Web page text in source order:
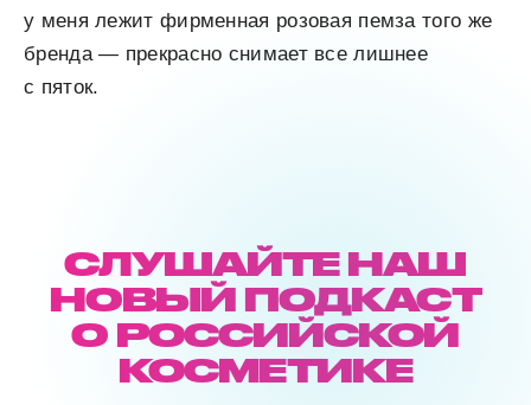
у меня лежит фирменная розовая пемза того же
бренда — прекрасно снимает все лишнее
с пяток.
СЛУШАЙТЕ НАШ
НОВЫЙ ПОДКАСТ
О РОССИЙСКОЙ
КОСМЕТИКЕ